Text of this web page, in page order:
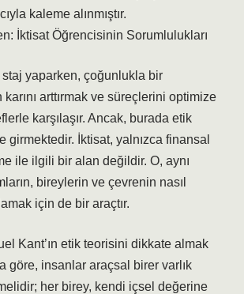
kaleme alınmıştır.
İktisat Öğrencisinin Sorumlulukları
staj yaparken, çoğunlukla bir
arttırmak ve süreçlerini optimize
karşılaşır. Ancak, burada etik
girmektedir. İktisat, yalnızca finansal
ile ilgili bir alan değildir. O, aynı
bireylerin ve çevrenin nasıl
için de bir araçtır.
Kant’ın etik teorisini dikkate almak
göre, insanlar araçsal birer varlık
her birey, kendi içsel değerine